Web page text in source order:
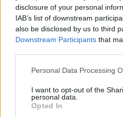
disclosure of your personal
IAB’s list of downstream
also be disclosed by us to third
Downstream Participants that
Please note that this website/
not limited to your visit or usage
grant or deny consent to
use your data for below
Personal Data Processing
I want to opt-out of the
personal data.
Opted In
Ο οδηγός του δεύτερου
συνελήφθηκαι